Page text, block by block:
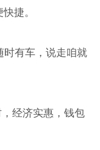
捷。
有车，说走咱就
经济实惠，钱包